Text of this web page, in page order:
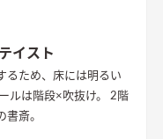
イスト
るため、床には明るい
書斎。